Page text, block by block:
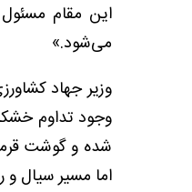
این مقام
می‌شود.»
وزیر جهاد
وجود تداوم
شده و گوشت
اما مسیر سیال و